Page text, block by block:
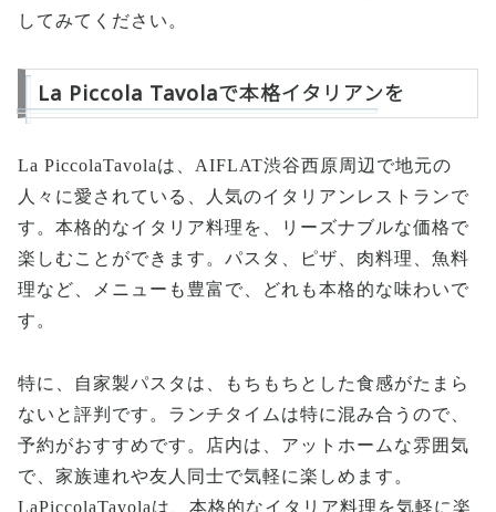
してみてください。
La Piccola Tavolaで本格イタリアンを
La PiccolaTavolaは、AIFLAT渋谷西原周辺で地元の
人々に愛されている、人気のイタリアンレストランで
す。本格的なイタリア料理を、リーズナブルな価格で
楽しむことができます。パスタ、ピザ、肉料理、魚料
理など、メニューも豊富で、どれも本格的な味わいで
す。
特に、自家製パスタは、もちもちとした食感がたまら
ないと評判です。ランチタイムは特に混み合うので、
予約がおすすめです。店内は、アットホームな雰囲気
で、家族連れや友人同士で気軽に楽しめます。
LaPiccolaTavolaは、本格的なイタリア料理を気軽に楽